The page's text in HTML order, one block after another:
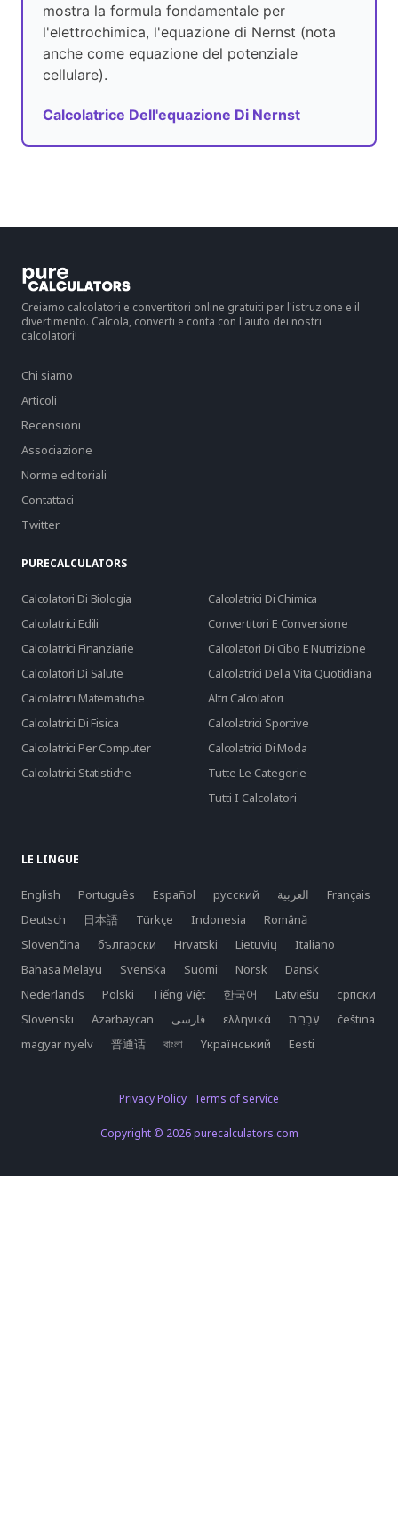
mostra la formula fondamentale per
l'elettrochimica, l'equazione di Nernst (nota
anche come equazione del potenziale
cellulare).
Calcolatrice Dell'equazione Di Nernst
Creiamo calcolatori e convertitori online gratuiti per l'istruzione e il
divertimento. Calcola, converti e conta con l'aiuto dei nostri
calcolatori!
Chi siamo
Articoli
Recensioni
Associazione
Norme editoriali
Contattaci
Twitter
PURECALCULATORS
Calcolatori Di Biologia
Calcolatrici Di Chimica
Calcolatrici Edili
Convertitori E Conversione
Calcolatrici Finanziarie
Calcolatori Di Cibo E Nutrizione
Calcolatori Di Salute
Calcolatrici Della Vita Quotidiana
Calcolatrici Matematiche
Altri Calcolatori
Calcolatrici Di Fisica
Calcolatrici Sportive
Calcolatrici Per Computer
Calcolatrici Di Moda
Calcolatrici Statistiche
Tutte Le Categorie
Tutti I Calcolatori
LE LINGUE
English Português Español русский العربية
Français
Deutsch
日本語 Türkçe Indonesia
Română
Slovenčina
български Hrvatski Lietuvių
Italiano
Bahasa Melayu
Svenska Suomi Norsk
Dansk
Nederlands
Polski Tiếng Việt 한국어 Latviešu
српски
Slovenski
Azərbaycan فارسی ελληνικά
čeština
magyar nyelv
普通话 বাংলা Yкраїнський Eesti
Privacy Policy Terms of service
Copyright © 2026 purecalculators.com